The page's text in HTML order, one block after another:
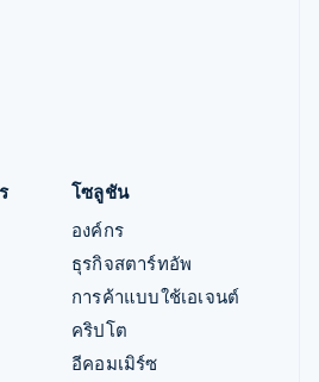
โซลูชัน
องค์กร
ธุรกิจสตาร์ทอัพ
การค้าแบบใช้เอเจนต์
คริปโต
อีคอมเมิร์ซ